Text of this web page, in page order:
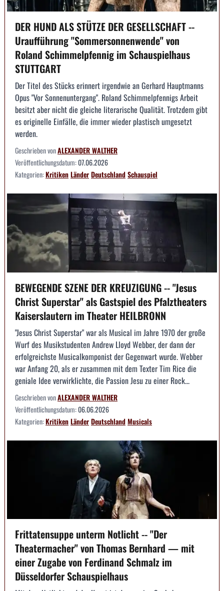
DER HUND ALS STÜTZE DER GESELLSCHAFT --
Uraufführung "Sommersonnenwende" von
Roland Schimmelpfennig im Schauspielhaus
STUTTGART
Der Titel des Stücks erinnert irgendwie an Gerhard Hauptmanns
Opus "Vor Sonnenuntergang". Roland Schimmelpfennigs Arbeit
besitzt aber nicht die gleiche literarische Qualität. Trotzdem gibt
es originelle Einfälle, die immer wieder plastisch umgesetzt
werden.
Geschrieben vonALEXANDER WALTHER
Veröffentlichungsdatum:07.06.2026
Kategorien:KritikenLänderDeutschlandSchauspiel
BEWEGENDE SZENE DER KREUZIGUNG -- "Jesus
Christ Superstar" als Gastspiel des Pfalztheaters
Kaiserslautern im Theater HEILBRONN
"Jesus Christ Superstar" war als Musical im Jahre 1970 der große
Wurf des Musikstudenten Andrew Lloyd Webber, der dann der
erfolgreichste Musicalkomponist der Gegenwart wurde. Webber
war Anfang 20, als er zusammen mit dem Texter Tim Rice die
geniale Idee verwirklichte, die Passion Jesu zu einer Rock...
Geschrieben vonALEXANDER WALTHER
Veröffentlichungsdatum:06.06.2026
Kategorien:KritikenLänderDeutschlandMusicals
Frittatensuppe unterm Notlicht -- "Der
Theatermacher" von Thomas Bernhard — mit
einer Zugabe von Ferdinand Schmalz im
Düsseldorfer Schauspielhaus